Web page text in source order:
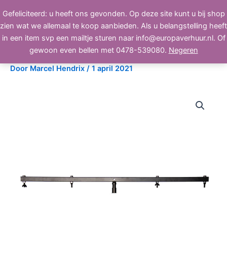
Gefeliciteerd: u heeft ons gevonden. Op deze site kunt u bij shop
zien wat we allemaal te koop aanbieden. Als u belangstelling heeft
in een item svp een mailtje sturen naar info@europaverhuur.nl. Of
gewoon even bellen met 0478-539080. Negeren
naar
de
inhoud
BEELD, GELUID, LICHT
4Bar koker met TV -spigot
Door Marcel Hendrix / 1 april 2021